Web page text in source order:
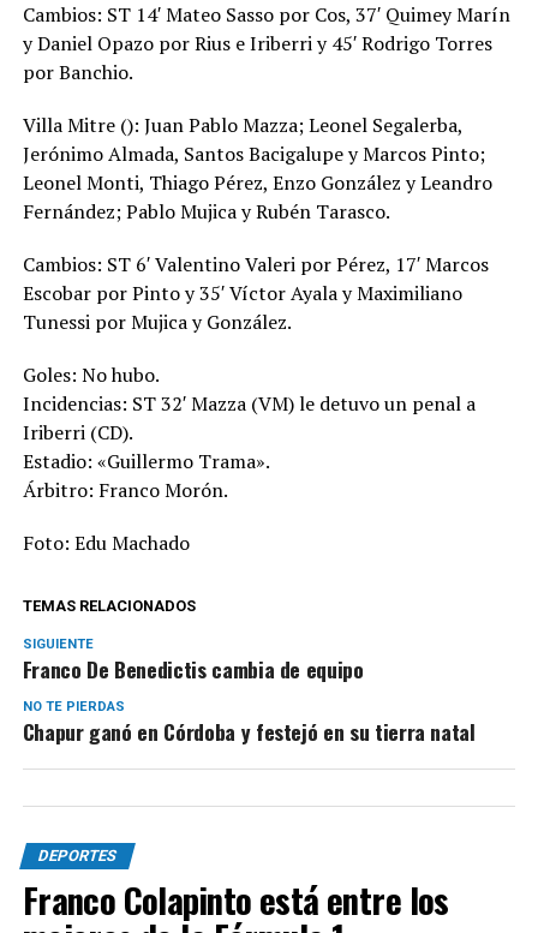
Cambios: ST 14′ Mateo Sasso por Cos, 37′ Quimey Marín
y Daniel Opazo por Rius e Iriberri y 45′ Rodrigo Torres
por Banchio.
Villa Mitre (): Juan Pablo Mazza; Leonel Segalerba,
Jerónimo Almada, Santos Bacigalupe y Marcos Pinto;
Leonel Monti, Thiago Pérez, Enzo González y Leandro
Fernández; Pablo Mujica y Rubén Tarasco.
Cambios: ST 6′ Valentino Valeri por Pérez, 17′ Marcos
Escobar por Pinto y 35′ Víctor Ayala y Maximiliano
Tunessi por Mujica y González.
Goles: No hubo.
Incidencias: ST 32′ Mazza (VM) le detuvo un penal a
Iriberri (CD).
Estadio: «Guillermo Trama».
Árbitro: Franco Morón.
Foto: Edu Machado
TEMAS RELACIONADOS
SIGUIENTE
Franco De Benedictis cambia de equipo
NO TE PIERDAS
Chapur ganó en Córdoba y festejó en su tierra natal
DEPORTES
Franco Colapinto está entre los